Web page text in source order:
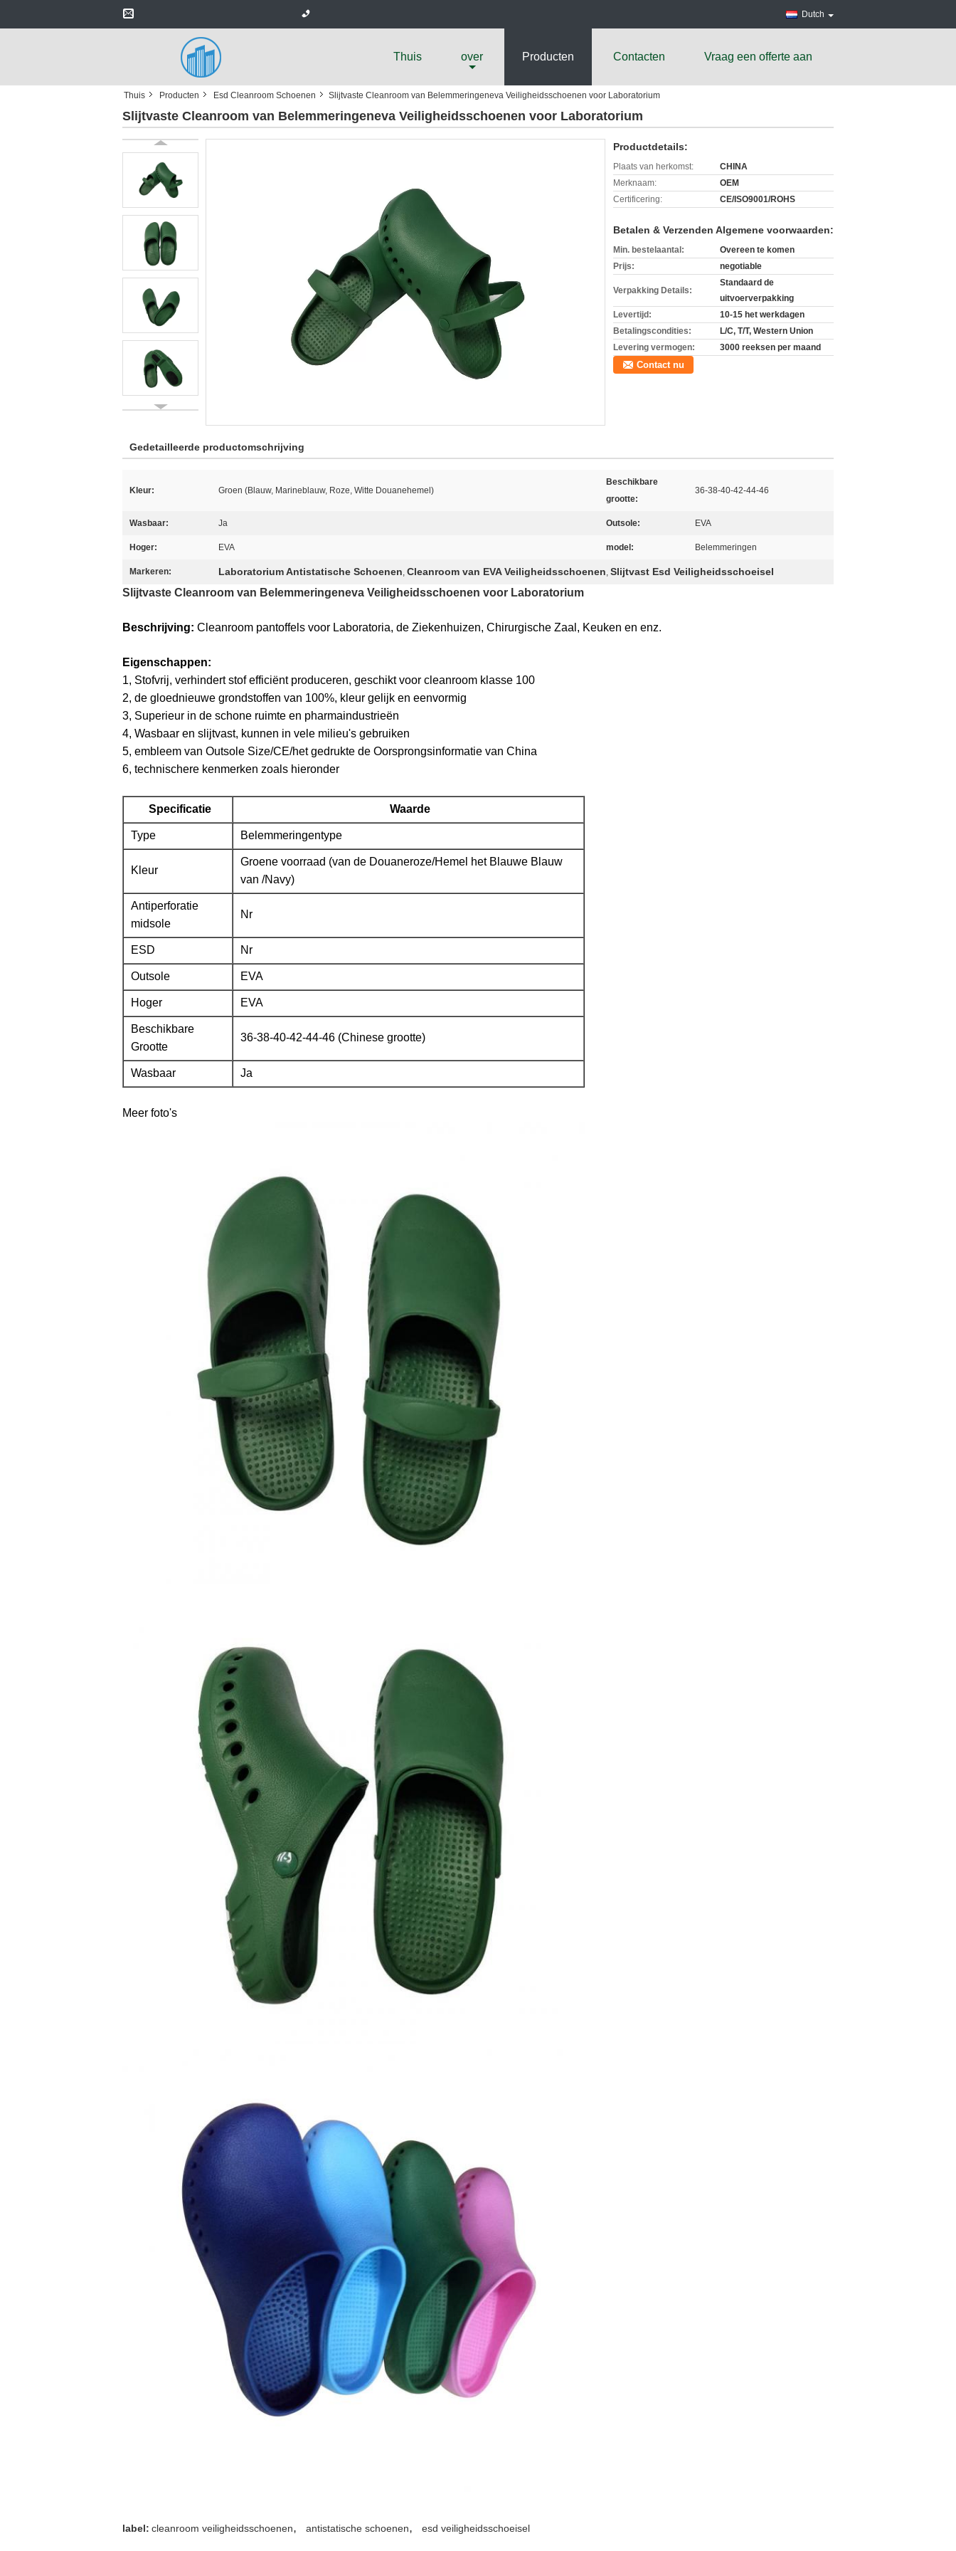
Dutch
Thuis over Producten Contacten Vraag een offerte aan
Thuis Producten Esd Cleanroom Schoenen Slijtvaste Cleanroom van Belemmeringeneva Veiligheidsschoenen voor Laboratorium
Slijtvaste Cleanroom van Belemmeringeneva Veiligheidsschoenen voor Laboratorium
Productdetails:
Plaats van herkomst:
CHINA
Merknaam:
OEM
Certificering:
CE/ISO9001/ROHS
Betalen & Verzenden Algemene voorwaarden:
Min. bestelaantal:
Overeen te komen
Prijs:
negotiable
Verpakking Details:
Standaard de
uitvoerverpakking
Levertijd:
10-15 het werkdagen
Betalingscondities:
L/C, T/T, Western Union
Levering vermogen:
3000 reeksen per maand
Contact nu
Gedetailleerde productomschrijving
Kleur: Groen (Blauw, Marineblauw, Roze, Witte Douanehemel)
Beschikbare
grootte:
36-38-40-42-44-46
Wasbaar: Ja Outsole: EVA
Hoger: EVA model: Belemmeringen
Markeren: Laboratorium Antistatische Schoenen, Cleanroom van EVA Veiligheidsschoenen, Slijtvast Esd Veiligheidsschoeisel
Slijtvaste Cleanroom van Belemmeringeneva Veiligheidsschoenen voor Laboratorium
Beschrijving: Cleanroom pantoffels voor Laboratoria, de Ziekenhuizen, Chirurgische Zaal, Keuken en enz.
Eigenschappen:
1, Stofvrij, verhindert stof efficiënt produceren, geschikt voor cleanroom klasse 100
2, de gloednieuwe grondstoffen van 100%, kleur gelijk en eenvormig
3, Superieur in de schone ruimte en pharmaindustrieën
4, Wasbaar en slijtvast, kunnen in vele milieu's gebruiken
5, embleem van Outsole Size/CE/het gedrukte de Oorsprongsinformatie van China
6, technischere kenmerken zoals hieronder
Specificatie Waarde
Type Belemmeringentype
Kleur
Groene voorraad (van de Douaneroze/Hemel het Blauwe Blauw
van /Navy)
Antiperforatie
midsole
Nr
ESD Nr
Outsole EVA
Hoger EVA
Beschikbare
Grootte
36-38-40-42-44-46 (Chinese grootte)
Wasbaar Ja
Meer foto's
label: cleanroom veiligheidsschoenen, antistatische schoenen, esd veiligheidsschoeisel